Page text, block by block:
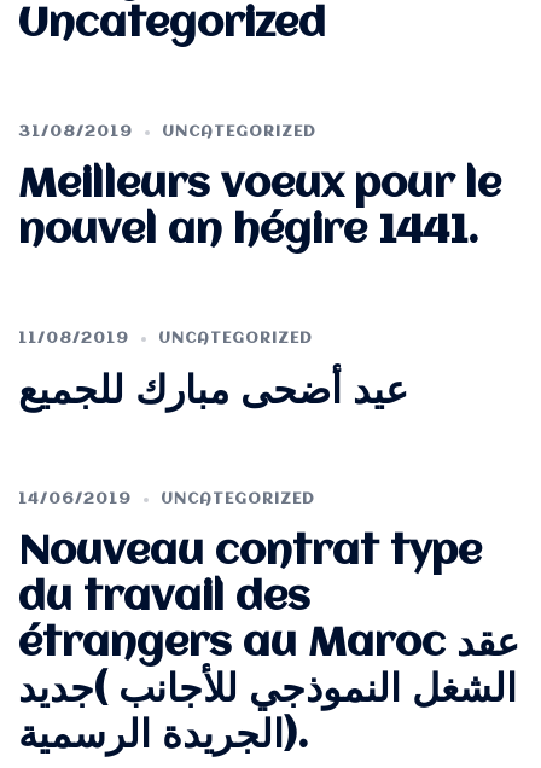
Uncategorized
31/08/2019 UNCATEGORIZED
Meilleurs voeux pour le
nouvel an hégire 1441.
11/08/2019 UNCATEGORIZED
عيد أضحى مبارك للجميع
14/06/2019 UNCATEGORIZED
Nouveau contrat type
du travail des
étrangers au Maroc عقد
الشغل النموذجي للأجانب )جديد
الجريدة الرسمية).